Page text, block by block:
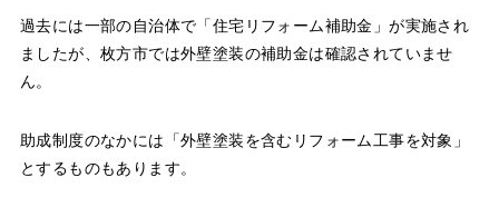
過去には一部の自治体で「住宅リフォーム補助金」が実施され
ましたが、枚方市では外壁塗装の補助金は確認されていませ
ん。
助成制度のなかには「外壁塗装を含むリフォーム工事を対象」
とするものもあります。